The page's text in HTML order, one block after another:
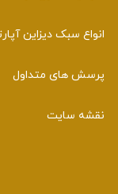
انواع سبک دیزاین
پرسش های متداول
نقشه سایت